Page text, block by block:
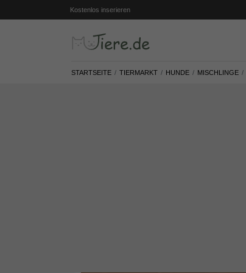
Kostenlos inserieren
STARTSEITE TIERMARKT HUNDE MISCHLINGE